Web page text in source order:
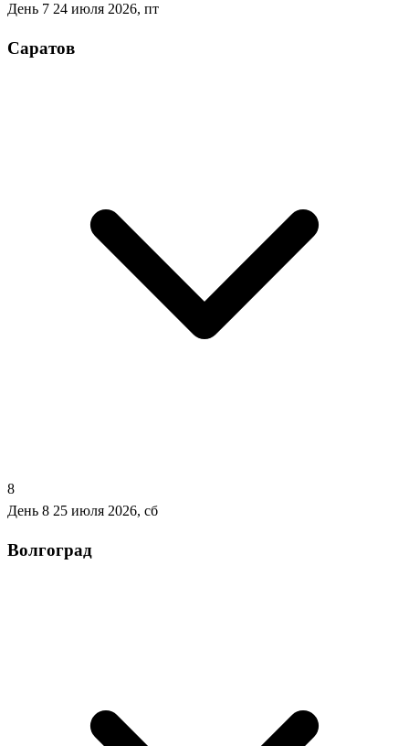
День 7 24 июля 2026, пт
Саратов
8
День 8 25 июля 2026, сб
Волгоград